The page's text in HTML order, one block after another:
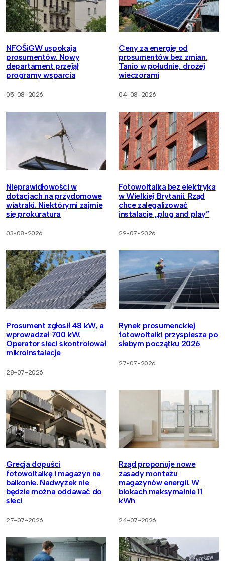
NFOŚiGW uspokaja
prosumentów. Nowy
departament przejął
programy wsparcia
05-08-2026
Ceny za energię od
prosumentów bez zmian.
Tanio w południe, drożej
wieczorami
04-08-2026
Nieprawidłowości w
dotacjach na przydomowe
wiatraki. Niektórymi zajmie
się prokuratura
03-08-2026
Fotowoltaika bez elektryka
w Wielkiej Brytanii. Rząd
chce zalegalizować
instalacje „plug and play”
29-07-2026
Prosument zgłosił 48 kW, a
wprowadzał 700 kW.
Operator sieci skontrolował
mikroinstalacje
28-07-2026
Rynek prosumenckiej
fotowoltaiki przyspiesza po
słabym początku 2026
27-07-2026
Grecja dopuści
fotowoltaikę i magazyn na
balkonie. Nadwyżek nie
będzie można oddawać do
sieci
27-07-2026
Rząd proponuje nowe
zasady montażu
magazynów energii. W
blokach maksymalnie 11
kWh
24-07-2026